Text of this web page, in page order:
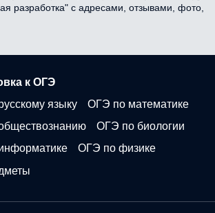
разработка" с адресами, отзывами, фото,
к ОГЭ
языку
ОГЭ по математике
ОГЭ по биологии
ОГЭ по физике